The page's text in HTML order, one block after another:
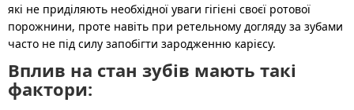
які не приділяють необхідної уваги гігієні своєї ротової
порожнини, проте навіть при ретельному догляду за зубами
часто не під силу запобігти зародженню карієсу.
Вплив на стан зубів мають такі
фактори: